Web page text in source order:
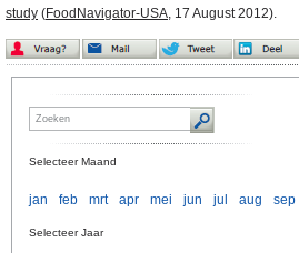
study (FoodNavigator-USA, 17 August 2012).
Selecteer Maand
jan feb mrt apr mei jun jul aug sep
Selecteer Jaar